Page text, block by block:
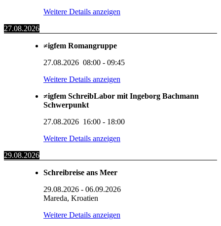
Weitere Details anzeigen
27.08.2026
≠igfem Romangruppe
27.08.2026 08:00 - 09:45
Weitere Details anzeigen
≠igfem SchreibLabor mit Ingeborg Bachmann
Schwerpunkt
27.08.2026 16:00 - 18:00
Weitere Details anzeigen
29.08.2026
Schreibreise ans Meer
29.08.2026 - 06.09.2026
Mareda, Kroatien
Weitere Details anzeigen